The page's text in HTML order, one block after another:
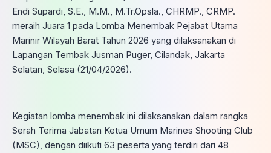
Endi Supardi, S.E., M.M., M.Tr.Opsla., CHRMP., CRMP.
meraih Juara 1 pada Lomba Menembak Pejabat Utama
Marinir Wilayah Barat Tahun 2026 yang dilaksanakan di
Lapangan Tembak Jusman Puger, Cilandak, Jakarta
Selatan, Selasa (21/04/2026).
Kegiatan lomba menembak ini dilaksanakan dalam rangka
Serah Terima Jabatan Ketua Umum Marines Shooting Club
(MSC), dengan diikuti 63 peserta yang terdiri dari 48